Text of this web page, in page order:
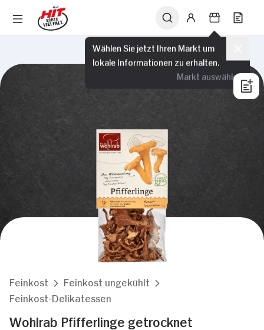
Wählen Sie jetzt Ihren Markt um
lokale Informationen zu erhalten.
Markt auswählen
Feinkost
Feinkost ungekühlt
Feinkost-Delikatessen
Wohlrab Pfifferlinge getrocknet